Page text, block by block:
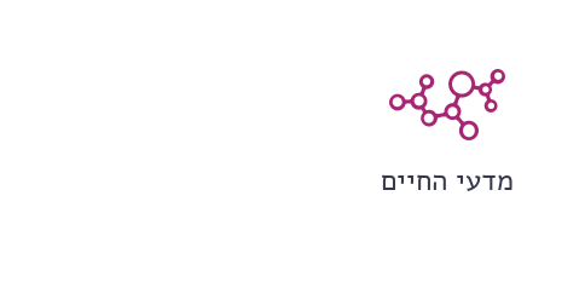
מדעי החיים